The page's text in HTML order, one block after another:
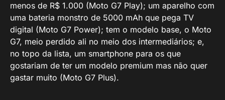
menos de R$ 1.000 (Moto G7 Play); um aparelho com
uma bateria monstro de 5000 mAh que pega TV
digital (Moto G7 Power); tem o modelo base, o Moto
G7, meio perdido ali no meio dos intermediários; e,
no topo da lista, um smartphone para os que
gostariam de ter um modelo premium mas não quer
gastar muito (Moto G7 Plus).